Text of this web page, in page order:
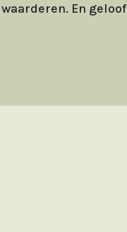
En geloof